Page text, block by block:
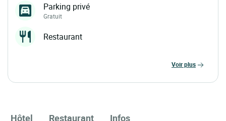
Parking privé
Gratuit
Restaurant
voir plus
Hôtel Restaurant Infos